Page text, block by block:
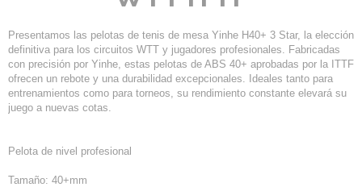
Presentamos las pelotas de tenis de mesa Yinhe H40+ 3 Star, la elección
definitiva para los circuitos WTT y jugadores profesionales. Fabricadas
con precisión por Yinhe, estas pelotas de ABS 40+ aprobadas por la ITTF
ofrecen un rebote y una durabilidad excepcionales. Ideales tanto para
entrenamientos como para torneos, su rendimiento constante elevará su
juego a nuevas cotas.
Pelota de nivel profesional
Tamaño: 40+mm